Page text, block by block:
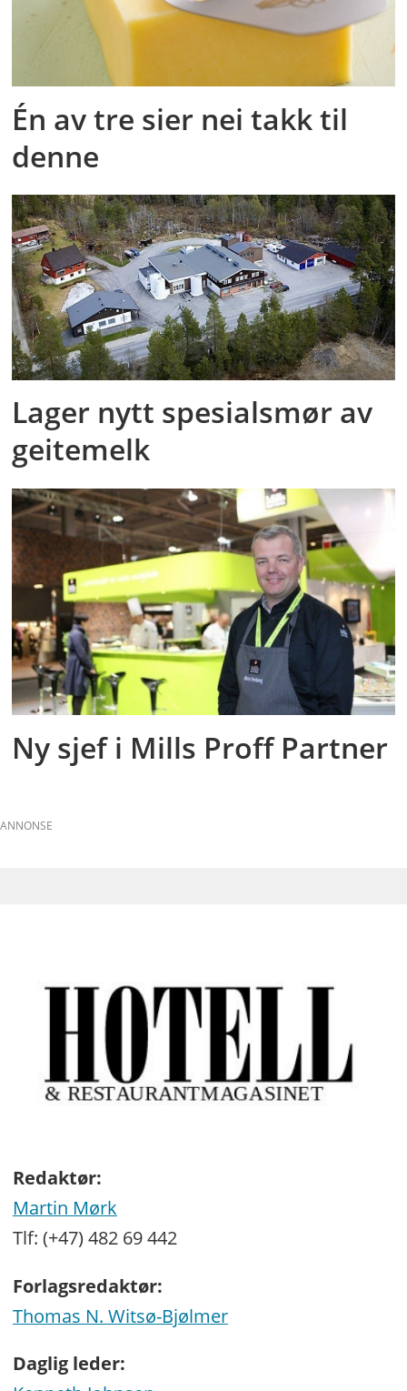
Én av tre sier nei takk til
denne
Lager nytt spesialsmør av
geitemelk
Ny sjef i Mills Proff Partner
ANNONSE
Redaktør:
Martin Mørk
Tlf: (+47) 482 69 442
Forlagsredaktør:
Thomas N. Witsø-Bjølmer
Daglig leder: